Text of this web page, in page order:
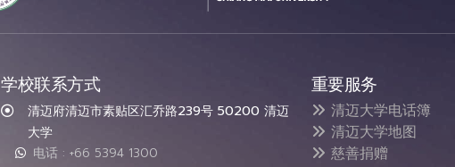
学校联系方式
清迈府清迈市素贴区汇乔路239号 50200 清迈
大学
电话 : +66 5394 1300
重要服务
清迈大学电话簿
清迈大学地图
慈善捐赠